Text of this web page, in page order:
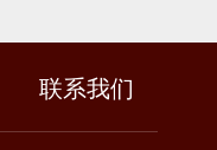
联系我们